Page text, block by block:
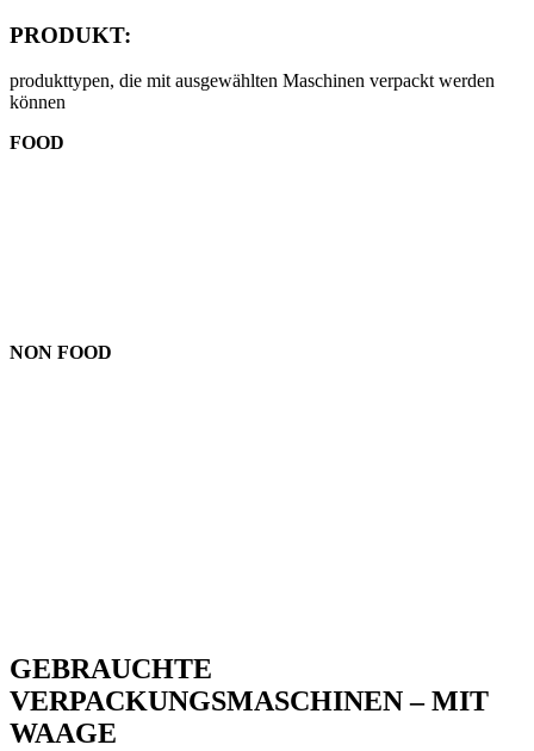
PRODUKT:
produkttypen, die mit ausgewählten Maschinen verpackt werden
können
FOOD
NON FOOD
GEBRAUCHTE
VERPACKUNGSMASCHINEN – MIT
WAAGE